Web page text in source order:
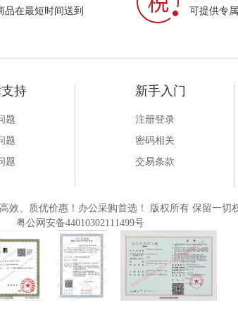
品在最短时间送到 可提供专
持
题
题
题
新手入门
注册登录
密码相关
交易条款
效、质优价惠！办公采购首选！ 版权所有 保留一切
粤公网安备44010302111499号